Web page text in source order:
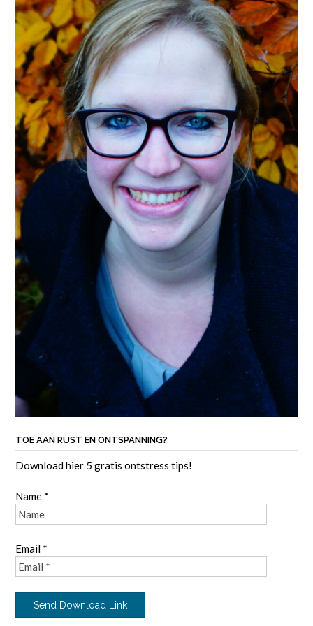
TOE AAN RUST EN ONTSPANNING?
Download hier 5 gratis ontstress tips!
Name *
Email *